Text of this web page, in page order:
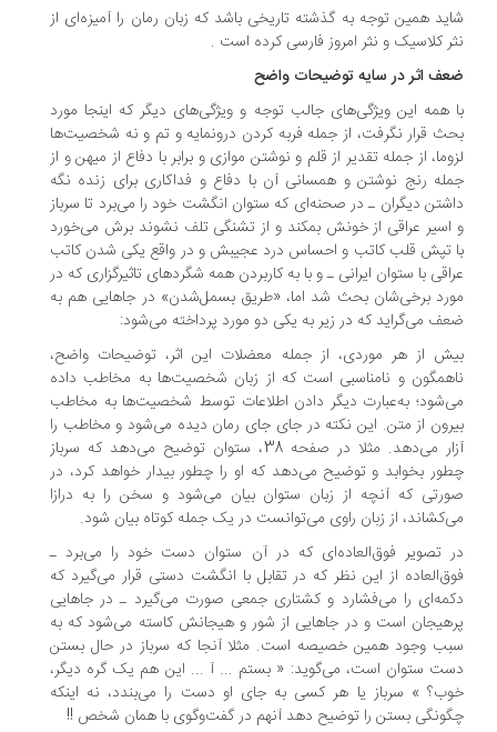
همین توجه به گذشته تاریخی باشد که زبان رمان را آمیزه‌ای از
کلاسیک و نثر امروز فارسی کرده است .
اثر در سایه توضیحات واضح
همه این ویژگی‌های جالب توجه و ویژگی‌های دیگر که اینجا مورد
قرار نگرفت، از جمله فربه کردن درونمایه و تم و نه شخصیت‌ها
از جمله تقدیر از قلم و نوشتن موازی و برابر با دفاع از میهن و از
رنج نوشتن و همسانی آن با دفاع و فداکاری برای زنده نگه
دیگران ـ در صحنه‌ای که ستوان انگشت خود را می‌برد تا سرباز
عراقی از خونش بمکند و از تشنگی تلف نشوند برش می‌خورد
تپش قلب کاتب و احساس درد عجیبش و در واقع یکی شدن کاتب
با ستوان ایرانی ـ و با به کاربردن همه شگردهای تاثیر‌گزاری که در
برخی‌شان بحث شد اما، «طریق بسمل‌شدن» در جاهایی هم به
می‌گراید که در زیر به یکی دو مورد پرداخته می‌شود:
از هر موردی، از جمله معضلات این اثر، توضیحات واضح،
و نامناسبی است که از زبان شخصیت‌ها به مخاطب داده
به‌عبارت دیگر دادن اطلاعات توسط شخصیت‌ها به مخاطب
از متن. این نکته در جای جای رمان دیده می‌شود و مخاطب را
آزار می‌دهد. مثلا در صفحه 38، ستوان توضیح می‌دهد که سرباز
بخوابد و توضیح می‌دهد که او را چطور بیدار خواهد کرد، در
که آنچه از زبان ستوان بیان می‌شود و سخن را به درازا
از زبان راوی می‌توانست در یک جمله کوتاه بیان شود.
تصویر فوق‌العاده‌ای که در آن ستوان دست خود را می‌برد ـ
از این نظر که در تقابل با انگشت دستی قرار می‌گیرد که
را می‌فشارد و کشتاری جمعی صورت می‌گیرد ـ در جاهایی
است و در جاهایی از شور و هیجانش کاسته می‌شود که به
وجود همین خصیصه است. مثلا آنجا که سرباز در حال بستن
ستوان است، می‌گوید: « بستم ... آ ... این هم یک گره دیگر،
» سرباز یا هر کسی به جای او دست را می‌بندد، نه اینکه
بستن را توضیح دهد آنهم در گفت‌وگوی با همان شخص !!